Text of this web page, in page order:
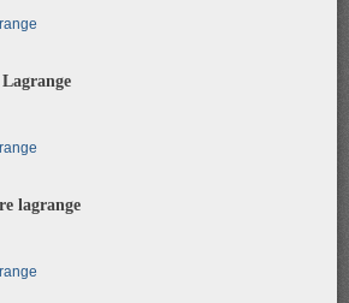
lagrange